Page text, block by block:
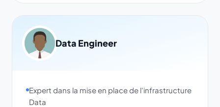
Data Engineer
Expert dans la mise en place de l'infrastructure
Data